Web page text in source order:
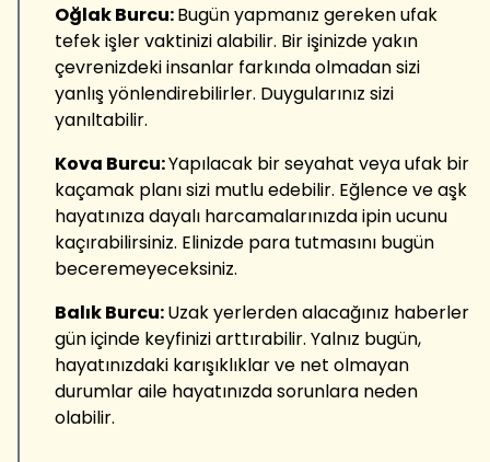
Oğlak Burcu:Bugün yapmanız gereken ufak
tefek işler vaktinizi alabilir. Bir işinizde yakın
çevrenizdeki insanlar farkında olmadan sizi
yanlış yönlendirebilirler. Duygularınız sizi
yanıltabilir.
Kova Burcu:Yapılacak bir seyahat veya ufak bir
kaçamak planı sizi mutlu edebilir. Eğlence ve aşk
hayatınıza dayalı harcamalarınızda ipin ucunu
kaçırabilirsiniz. Elinizde para tutmasını bugün
beceremeyeceksiniz.
Balık Burcu:Uzak yerlerden alacağınız haberler
gün içinde keyfinizi arttırabilir. Yalnız bugün,
hayatınızdaki karışıklıklar ve net olmayan
durumlar aile hayatınızda sorunlara neden
olabilir.